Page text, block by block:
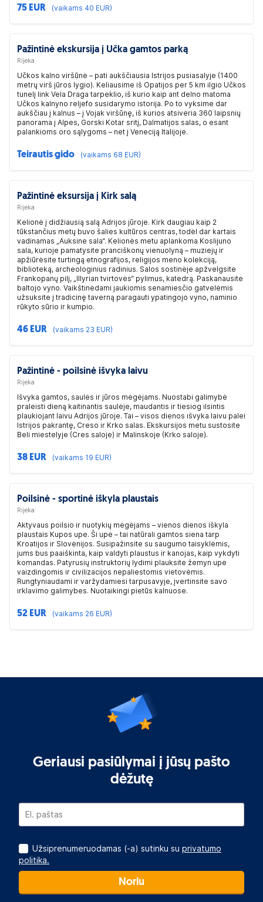
75 EUR (vaikams 40 EUR)
Pažintinė ekskursija į Učka gamtos parką
Rijeka
Učkos kalno viršūnė – pati aukščiausia Istrijos pusiasalyje (1400
metrų virš jūros lygio). Keliausime iš Opatijos per 5 km ilgio Učkos
tunelį link Vela Draga tarpeklio, iš kurio kaip ant delno matoma
Učkos kalnyno reljefo susidarymo istorija. Po to vyksime dar
aukščiau į kalnus – į Vojak viršūnę, iš kurios atsiveria 360 laipsnių
panorama į Alpes, Gorski Kotar sritį, Dalmatijos salas, o esant
palankioms oro sąlygoms – net į Veneciją Italijoje.
Teirautis gido (vaikams 68 EUR)
Pažintinė eksursija į Kirk salą
Rijeka
Kelionė į didžiausią salą Adrijos jūroje. Kirk daugiau kaip 2
tūkstančius metų buvo šalies kultūros centras, todėl dar kartais
vadinamas „Auksine sala“. Kelionės metu aplankoma Koslijuno
sala, kurioje pamatysite pranciškonų vienuolyną – muziejų ir
apžiūrėsite turtingą etnografijos, religijos meno kolekciją,
biblioteką, archeologinius radinius. Salos sostinėje apžvelgsite
Frankopanų pilį, „Illyrian tvirtovės“ pylimus, katedrą. Paskanausite
baltojo vyno. Vaikštinėdami jaukiomis senamiesčio gatvelėmis
užsuksite į tradicinę taverną paragauti ypatingojo vyno, naminio
rūkyto sūrio ir kumpio.
46 EUR (vaikams 23 EUR)
Pažintinė - poilsinė išvyka laivu
Rijeka
Išvyka gamtos, saulės ir jūros mėgėjams. Nuostabi galimybė
praleisti dieną kaitinantis saulėje, maudantis ir tiesiog ilsintis
plaukiojant laivu Adrijos jūroje. Tai – visos dienos išvyka laivu palei
Istrijos pakrantę, Creso ir Krko salas. Ekskursijos metu sustosite
Beli miestelyje (Cres saloje) ir Malinskoje (Krko saloje).
38 EUR (vaikams 19 EUR)
Poilsinė - sportinė iškyla plaustais
Rijeka
Aktyvaus poilsio ir nuotykių mėgėjams – vienos dienos iškyla
plaustais Kupos upe. Ši upė – tai natūrali gamtos siena tarp
Kroatijos ir Slovėnijos. Susipažinsite su saugumo taisyklėmis,
jums bus paaiškinta, kaip valdyti plaustus ir kanojas, kaip vykdyti
komandas. Patyrusių instruktorių lydimi plauksite žemyn upe
vaizdingomis ir civilizacijos nepaliestomis vietovėmis.
Rungtyniaudami ir varžydamiesi tarpusavyje, įvertinsite savo
irklavimo galimybes. Nuotaikingi pietūs kalnuose.
52 EUR (vaikams 26 EUR)
Geriausi pasiūlymai į jūsų pašto
dėžutę
Užsiprenumeruodamas (-a) sutinku su privatumo
politika.
Noriu